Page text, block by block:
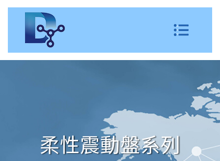
柔性震動盤系列